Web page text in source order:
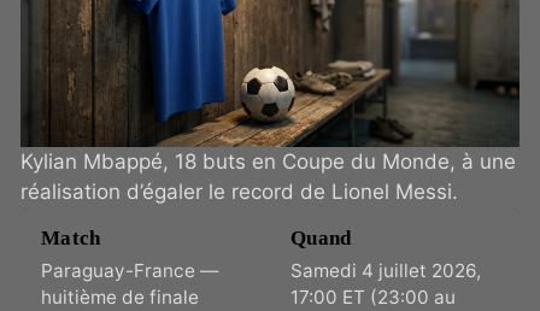
Kylian Mbappé, 18 buts en Coupe du Monde, à une
réalisation d’égaler le record de Lionel Messi.
Match
Paraguay-France —
huitième de finale
Quand
Samedi 4 juillet 2026,
17:00 ET (23:00 au